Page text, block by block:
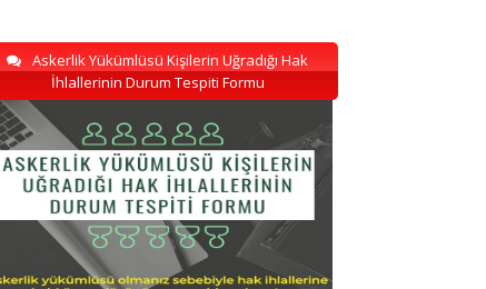
Askerlik Yükümlüsü Kişilerin Uğradığı Hak
İhlallerinin Durum Tespiti Formu